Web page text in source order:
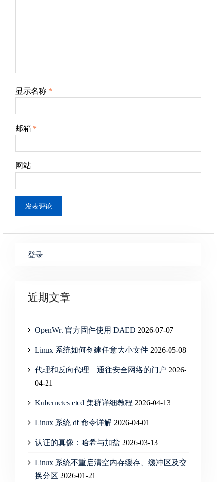
显示名称 *
邮箱 *
网站
登录
近期文章
OpenWrt 官方固件使用 DAED 2026-07-07
Linux 系统如何创建任意大小文件 2026-05-08
代理和反向代理：通往安全网络的门户 2026-
04-21
Kubernetes etcd 集群详细教程 2026-04-13
Linux 系统 df 命令详解 2026-04-01
认证的真像：哈希与加盐 2026-03-13
Linux 系统不重启清空内存缓存、缓冲区及交
换分区 2026-01-21